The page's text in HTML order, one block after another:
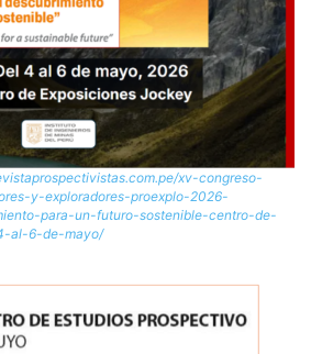
xv-congreso-
y-exploradores-proexplo-2026-
para-un-futuro-sostenible-centro-de-
al-6-de-mayo/